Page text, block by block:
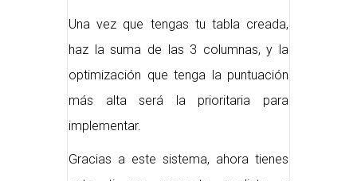
Una vez que tengas tu tabla creada,
haz la suma de las 3 columnas, y la
optimización que tenga la puntuación
más alta será la prioritaria para
implementar.
Gracias a este sistema, ahora tienes